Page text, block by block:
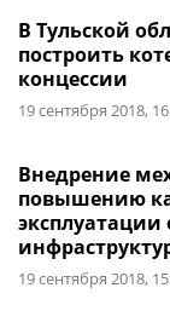
В Тульской
построить
концессии
19 сентября 2018,
Внедрение
повышению
эксплуатации
19 сентября 2018,